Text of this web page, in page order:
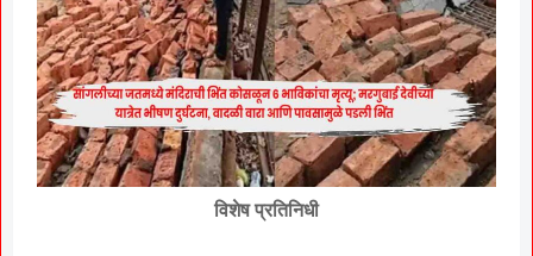
विशेष प्रतिनिधी